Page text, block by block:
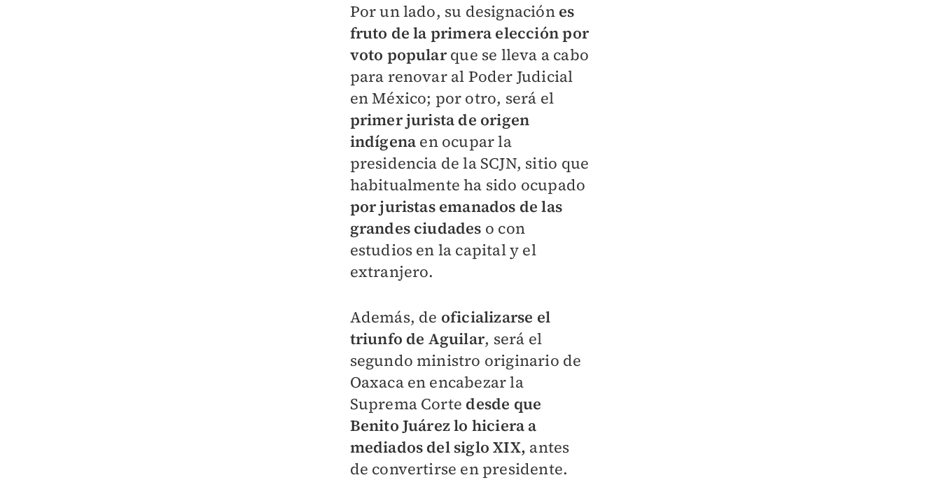
Por un lado, su designación es
fruto de la primera elección por
voto popularque se lleva a cabo
para renovar al Poder Judicial
en México; por otro, será el
primer jurista de origen
indígena en ocupar la
presidencia de la SCJN, sitio que
habitualmente ha sido ocupado
por juristas emanados de las
grandes ciudades o con
estudios en la capital y el
extranjero.
Además, de oficializarse el
triunfo de Aguilar, será el
segundo ministro originario de
Oaxaca en encabezar la
Suprema Corte desde que
Benito Juárez lo hiciera a
mediados del siglo XIX, antes
de convertirse en presidente.